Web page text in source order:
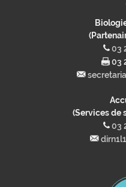
03
03
(Services de
03